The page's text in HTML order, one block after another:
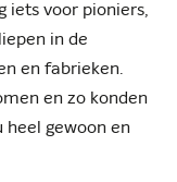
iets voor pioniers,
in de
en fabrieken.
en zo konden
heel gewoon en